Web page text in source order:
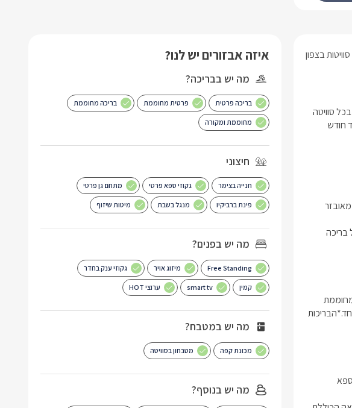
סוויטות בצפון איזה אבזורים יש לנו?
מה יש בבריכה?
בריכה פרטית פרטית מחוממת בריכה מחוממת
מחוממת ומקורה
חיצוני
חנייה בצימר גקוזי ספא פרטי מתחם גן פרטי
פינת ברביקיו מנגל בשבת מיטות שיזוף
מה יש בפנים?
Free Standing מיזוג אויר גקוזי ענק בחדר
קמין smart tv ערוצי HOT
מה יש במטבח?
מכונת קפה מטבחון בסוויטה
מה יש בנוסף?